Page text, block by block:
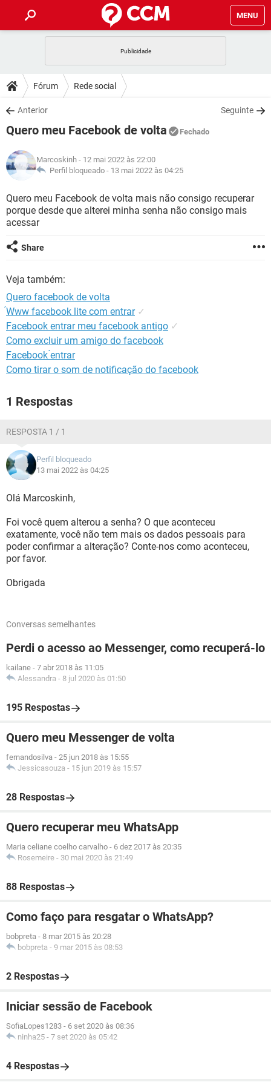
MENU
CELULAR
OUTLOOK
INSTAGRAM GMAIL
GUIA DE COMPRAS
DICAS
JOGOS
INSTAGRAM GMAIL
GUIA DE COMPRAS
DOWNLOADS
JOGOS WHATSAPP
CELULAR
OUTLOOK EXCEL
GMAIL
GUIA DE COMPRAS
FÓRUM
JOGOS WHATSAPP
CELULAR
OUTLOOK EXCEL
INSTAGRAM
GUIA DE COMPRAS
GLOSSÁRIO
WHATSAPP
CELULAR FACEBOOK
INSTAGRAM
GUIA DE COMPRAS
Fórum Rede social
Anterior Seguinte
Quero meu Facebook de volta Fechado
Marcoskinh - 12 mai 2022 às 22:00
Perfil bloqueado - 13 mai 2022 às 04:25
Quero meu Facebook de volta mais não consigo recuperar
porque desde que alterei minha senha não consigo mais
acessar
Share
Veja também:
Quero facebook de volta
́Www facebook lite com entrar ✓
Facebook entrar meu facebook antigo ✓
Como excluir um amigo do facebook
Facebook ́entrar
Como tirar o som de notificação do facebook
1 Respostas
RESPOSTA 1 / 1
Perfil bloqueado
13 mai 2022 às 04:25
Olá Marcoskinh,
Foi você quem alterou a senha? O que aconteceu
exatamente, você não tem mais os dados pessoais para
poder confirmar a alteração? Conte-nos como aconteceu,
por favor.
Obrigada
Conversas semelhantes
Perdi o acesso ao Messenger, como recuperá-lo
kailane - 7 abr 2018 às 11:05
Alessandra - 8 jul 2020 às 01:50
195 Respostas
Quero meu Messenger de volta
fernandosilva - 25 jun 2018 às 15:55
Jessicasouza - 15 jun 2019 às 15:57
28 Respostas
Quero recuperar meu WhatsApp
Maria celiane coelho carvalho - 6 dez 2017 às 20:35
Rosemeire - 30 mai 2020 às 21:49
88 Respostas
Como faço para resgatar o WhatsApp?
bobpreta - 8 mar 2015 às 20:28
bobpreta - 9 mar 2015 às 08:53
2 Respostas
Iniciar sessão de Facebook
SofiaLopes1283 - 6 set 2020 às 08:36
ninha25 - 7 set 2020 às 05:42
4 Respostas